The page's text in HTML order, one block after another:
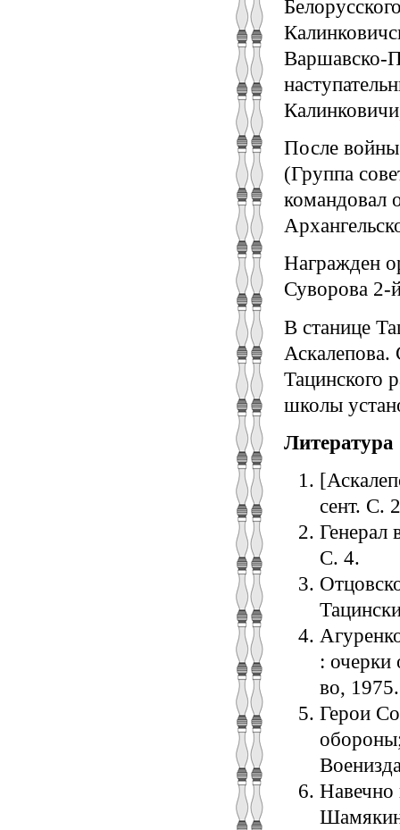
Варшавско-
После
(Группа
командовал
Награжден
Суворова 2-
В станице
Аскалепова.
Тацинского
школы
Литература
сент. С.
Генерал
С. 4.
: очерки
во,
Герои
Навечно